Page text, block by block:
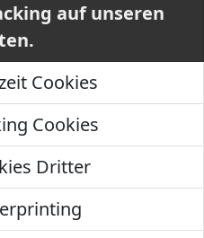
auf unseren
Cookies
Cookies
Dritter